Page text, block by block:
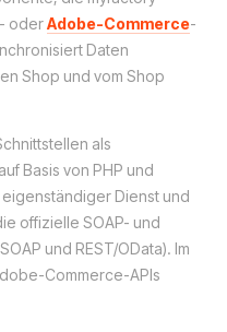
- oderAdobe-Commerce-
Daten
Shop und vom Shop
als
Basis von PHP und
Dienst und
offizielle SOAP- und
und REST/OData). Im
Commerce-APIs